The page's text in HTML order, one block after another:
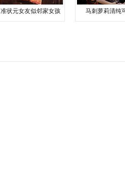
准状元女友似邻家女孩 马刺萝莉清纯